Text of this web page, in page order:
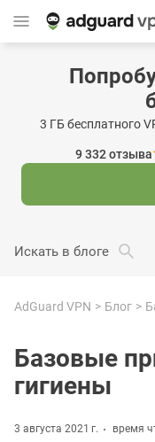
3 ГБ бесплатного
9 332отзыва
Искать в блоге
AdGuard VPN Блог
Базовые
гигиены
3 августа 2021 г. время